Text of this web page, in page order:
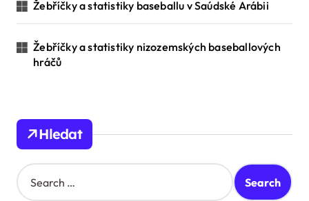
Žebříčky a statistiky baseballu v Saúdské Arábii
Žebříčky a statistiky nizozemských baseballových
hráčů
Hledat
S
e